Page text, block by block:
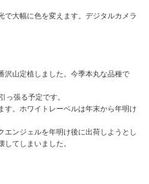
で大幅に色を変えます。デジタルカメラ
沢山定植しました。今季本丸な品種で
っ張る予定です。
す。ホワイトレーベルは年末から年明け
エンジェルを年明け後に出荷しようとし
してしまいました。